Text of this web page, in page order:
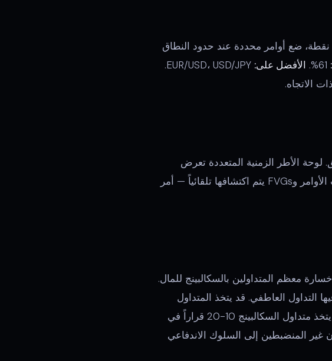
خلال الجلسة الآسيوية، عندما يخلق السعر نطاقاً واضحاً من 20-40 نقطة، ضع أوامر محددة عند حدود النطاق
الأفضل على:
الاتجاه.
الأطر الزمنية بما في ذلك 1 دقيقة و5 دقائق. لوحة الأطر الزمنية المتعددة تعرض
تحيزك من الإطار الزمني الأعلى بينما تنفذ على الأطر الزمنية الأدنى. بلوكات الأوامر وFVGs يتم اكتشافها تلقائياً — أمر
معظم المتداولين بالسكالبينج للمال.
التداول العاطفي. قد يتخذ المتداول
اليومي 2-3 قرارات لكل جلسة، مما يمنحه وقتاً للتفكير في كل صفقة. بينما يتخذ متداول السكالبينج 10-20 قراراً في
المنضبطين إلى السلوك الاندفاعي